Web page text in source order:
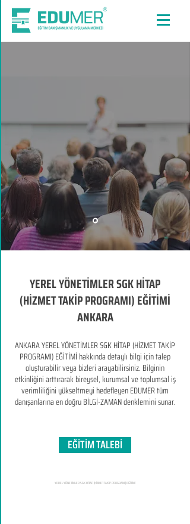
YEREL YÖNETİMLER SGK HİTAP
(HİZMET TAKİP PROGRAMI) EĞİTİMİ
ANKARA
ANKARA YEREL YÖNETİMLER SGK HİTAP (HİZMET TAKİP
PROGRAMI) EĞİTİMİ hakkında detaylı bilgi için talep
oluşturabilir veya bizleri arayabilirsiniz. Bilginin
etkinliğini arttırarak bireysel, kurumsal ve toplumsal iş
verimliliğini yükseltmeyi hedefleyen​ EDUMER tüm
danışanlarına en doğru BİLGİ-ZAMAN denklemini sunar.
EĞİTİM TALEBİ
YEREL YÖNETİMLER SGK HİTAP (HİZMET TAKİP PROGRAMI) EĞİTİMİ